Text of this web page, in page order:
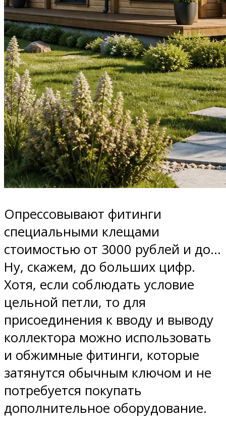
Опрессовывают фитинги
специальными клещами
стоимостью от 3000 рублей и до…
Ну, скажем, до больших цифр.
Хотя, если соблюдать условие
цельной петли, то для
присоединения к вводу и выводу
коллектора можно использовать
и обжимные фитинги, которые
затянутся обычным ключом и не
потребуется покупать
дополнительное оборудование.